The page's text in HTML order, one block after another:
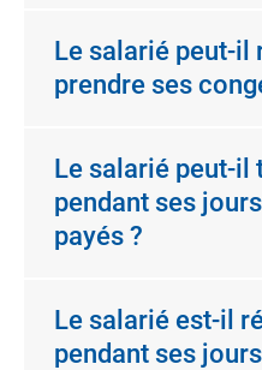
Le salarié peut-il
prendre ses
Le salarié peut-il
pendant ses
payés ?
Le salarié est-il
pendant ses